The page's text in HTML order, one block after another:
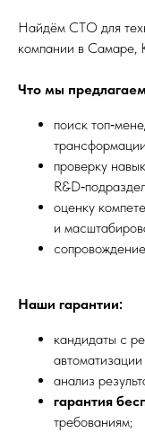
Найдём CTO для
компании в Самаре,
Что мы
поиск
проверку
оценку
и
Наши гарантии:
кандидаты с
анализ
гарантия
требованиям;